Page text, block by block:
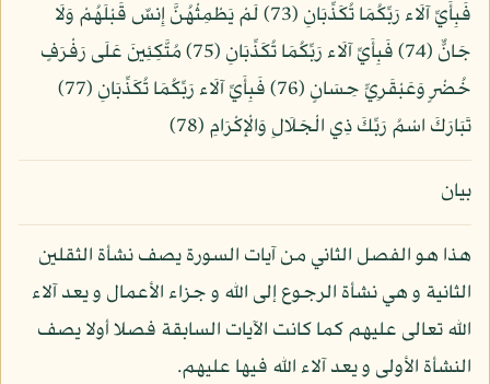
فَبِأَيِّ آلَاء رَبِّكُمَا تُكَذِّبَانِ (73) لَمْ يَطْمِثْهُنَّ إِنسٌ قَبْلَهُمْ وَلَا
جَانٌّ (74) فَبِأَيِّ آلَاء رَبِّكُمَا تُكَذِّبَانِ (75) مُتَّكِئِينَ عَلَى رَفْرَفٍ
خُضْرٍ وَعَبْقَرِيٍّ حِسَانٍ (76) فَبِأَيِّ آلَاء رَبِّكُمَا تُكَذِّبَانِ (77)
تَبَارَكَ اسْمُ رَبِّكَ ذِي الْجَلَالِ وَالْإِكْرَامِ (78)
بيان
هذا هو الفصل الثاني من آيات السورة يصف نشأة الثقلين
الثانية و هي نشأة الرجوع إلى الله و جزاء الأعمال و يعد آلاء
الله تعالى عليهم كما كانت الآيات السابقة فصلا أولا يصف
النشأة الأولى و يعد آلاء الله فيها عليهم.